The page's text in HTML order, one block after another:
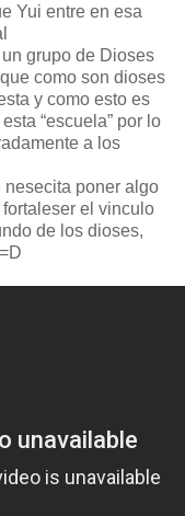
Yui entre en esa
un grupo de Dioses
como son dioses
y como esto es
“escuela” por lo
a los
nesecita poner algo
fortaleser el vinculo
de los dioses,